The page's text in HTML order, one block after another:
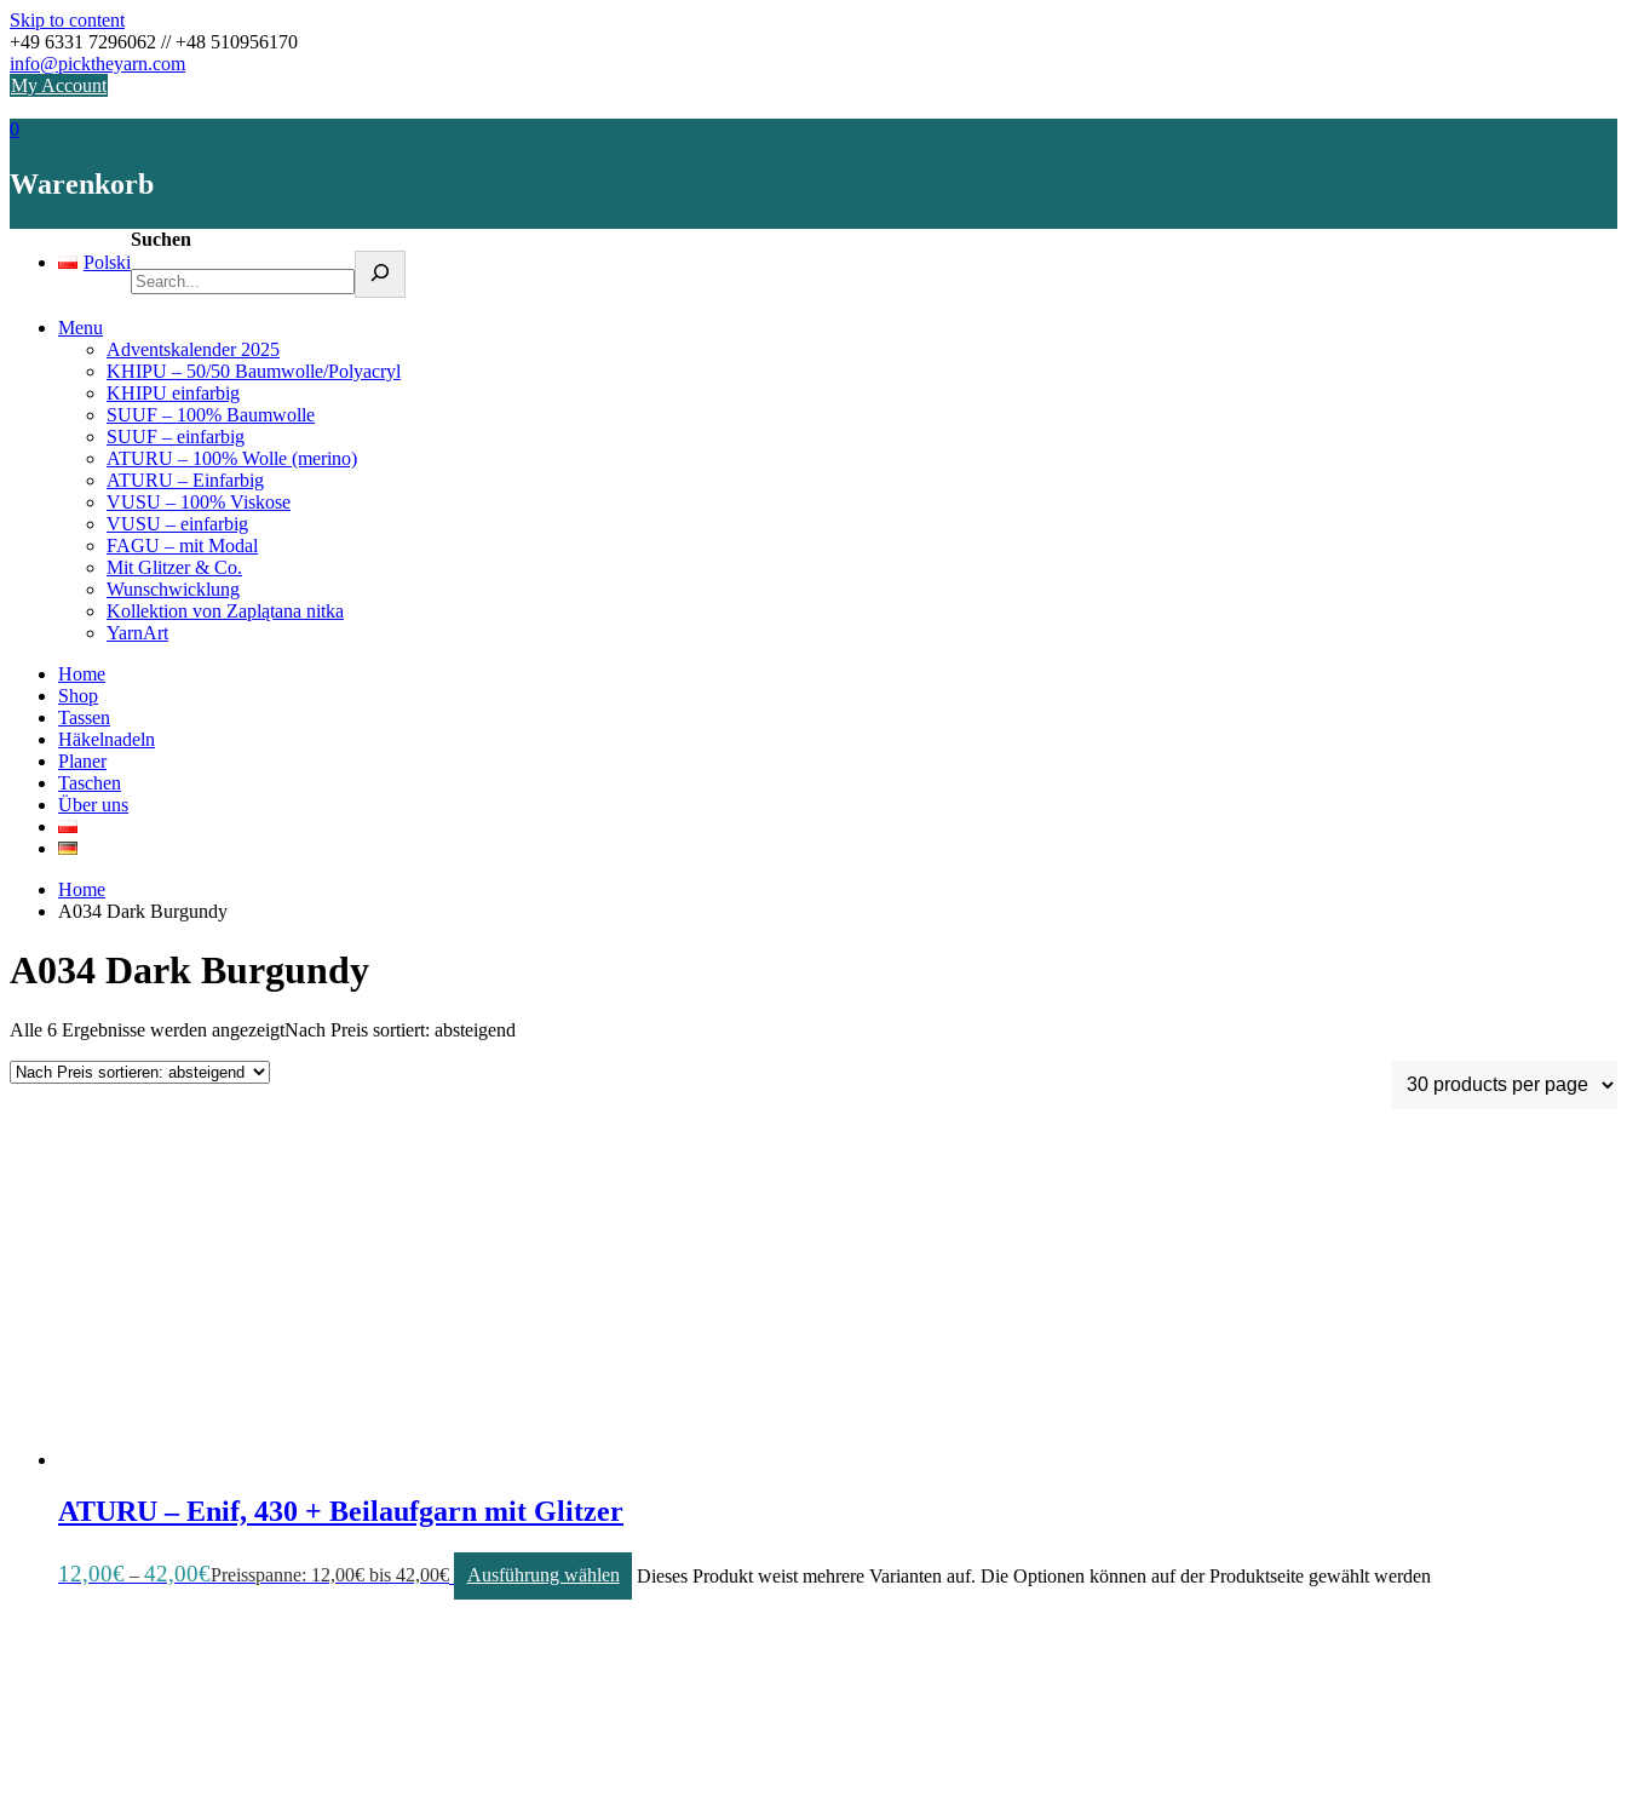
Skip to content
+49 6331 7296062 // +48 510956170
info@picktheyarn.com
My Account
0
Warenkorb
Polski
Suchen
Menu
Adventskalender 2025
KHIPU – 50/50 Baumwolle/Polyacryl
KHIPU einfarbig
SUUF – 100% Baumwolle
SUUF – einfarbig
ATURU – 100% Wolle (merino)
ATURU – Einfarbig
VUSU – 100% Viskose
VUSU – einfarbig
FAGU – mit Modal
Mit Glitzer & Co.
Wunschwicklung
Kollektion von Zaplątana nitka
YarnArt
Home
Shop
Tassen
Häkelnadeln
Planer
Taschen
Über uns
Home
A034 Dark Burgundy
A034 Dark Burgundy
Alle 6 Ergebnisse werden angezeigtNach Preis sortiert: absteigend
ATURU – Enif, 430 + Beilaufgarn mit Glitzer
12,00€ – 42,00€Preisspanne: 12,00€ bis 42,00€ Ausführung wählen Dieses Produkt weist mehrere Varianten auf. Die Optionen können auf der Produktseite gewählt werden